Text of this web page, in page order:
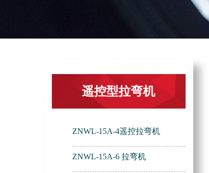
遥控型拉弯机
ZNWL-15A-4遥控拉弯机
ZNWL-15A-6 拉弯机